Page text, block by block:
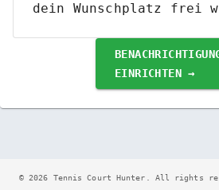
dein Wunschplatz frei
EINRICHTEN →
©2026 Tennis Court Hunter . All rights